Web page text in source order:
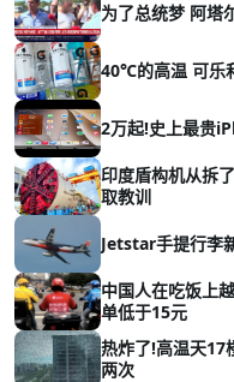
为了总统梦 阿塔
40℃的高温 可乐
2万起!史上最贵
印度盾构机从拆
取教训
Jetstar手提行李
中国人在吃饭上
单低于15元
热炸了!高温天17
两次